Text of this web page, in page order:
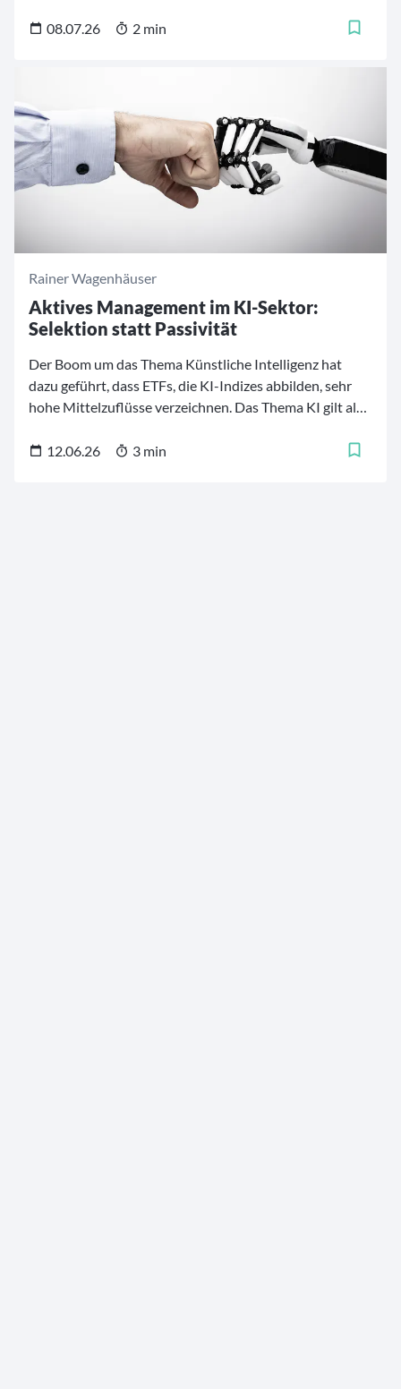
vergangenen Jahren deutlich hinter den großen US-
worden sei.
08.07.26 2 min
Rainer Wagenhäuser
Aktives Management im KI-Sektor:
Selektion statt Passivität
Der Boom um das Thema Künstliche Intelligenz hat
dazu geführt, dass ETFs, die KI-Indizes abbilden, sehr
hohe Mittelzuflüsse verzeichnen. Das Thema KI gilt als
Zugang über einen Indexfonds ist groß. Doch hinter der
12.06.26 3 min